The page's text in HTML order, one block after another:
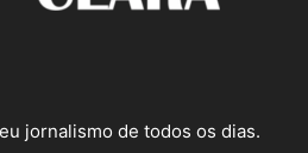
jornalismo de todos os dias.